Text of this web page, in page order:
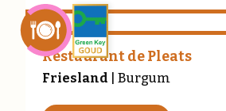
Restaurant de Pleats
Friesland | Burgum